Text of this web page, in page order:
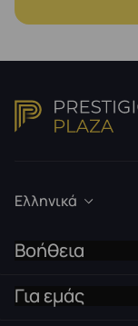
Ελληνικά
Βοήθεια
Για εμάς